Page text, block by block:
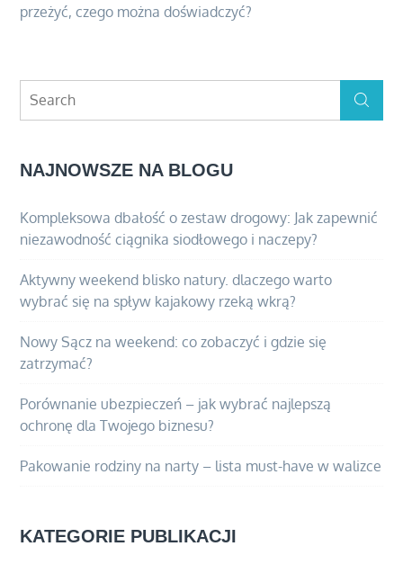
przeżyć, czego można doświadczyć?
Search
Search
NAJNOWSZE NA BLOGU
Kompleksowa dbałość o zestaw drogowy: Jak zapewnić
niezawodność ciągnika siodłowego i naczepy?
Aktywny weekend blisko natury. dlaczego warto
wybrać się na spływ kajakowy rzeką wkrą?
Nowy Sącz na weekend: co zobaczyć i gdzie się
zatrzymać?
Porównanie ubezpieczeń – jak wybrać najlepszą
ochronę dla Twojego biznesu?
Pakowanie rodziny na narty – lista must-have w walizce
KATEGORIE PUBLIKACJI